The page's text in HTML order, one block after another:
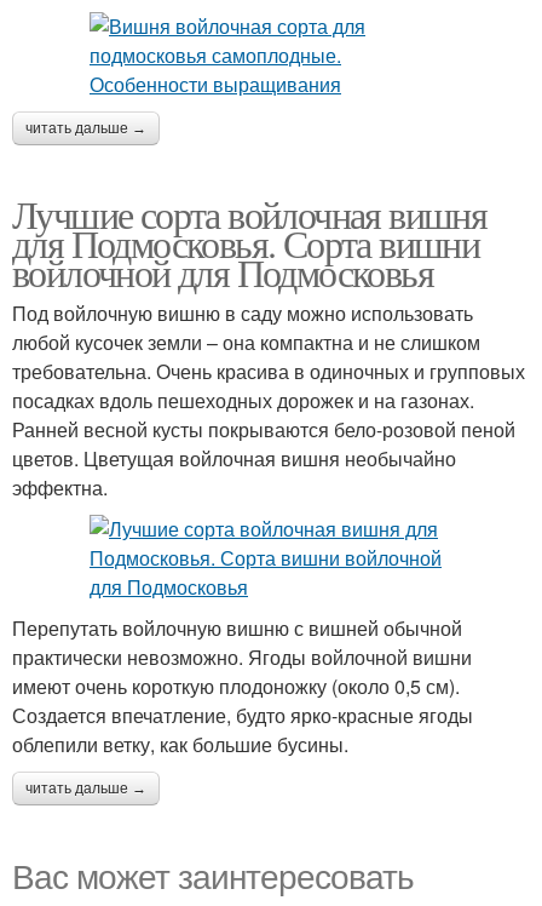
читать дальше →
Лучшие сорта войлочная вишня
для Подмосковья. Сорта вишни
войлочной для Подмосковья
Под войлочную вишню в саду можно использовать
любой кусочек земли – она компактна и не слишком
требовательна. Очень красива в одиночных и групповых
посадках вдоль пешеходных дорожек и на газонах.
Ранней весной кусты покрываются бело-розовой пеной
цветов. Цветущая войлочная вишня необычайно
эффектна.
Перепутать войлочную вишню с вишней обычной
практически невозможно. Ягоды войлочной вишни
имеют очень короткую плодоножку (около 0,5 см).
Создается впечатление, будто ярко-красные ягоды
облепили ветку, как большие бусины.
читать дальше →
Вас может заинтересовать